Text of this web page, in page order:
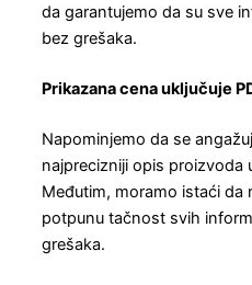
da garantujemo da su sve
bez grešaka.
Prikazana cena uključuje
Napominjemo da se
najprecizniji opis proizvoda
Međutim, moramo istaći
potpunu tačnost svih
grešaka.